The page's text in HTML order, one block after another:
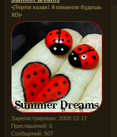
•|Терпи казак! Атаманом будешь
XD|•
Зарегистрирован: 2008-12-17
Приглашений: 0
Сообщений: 507